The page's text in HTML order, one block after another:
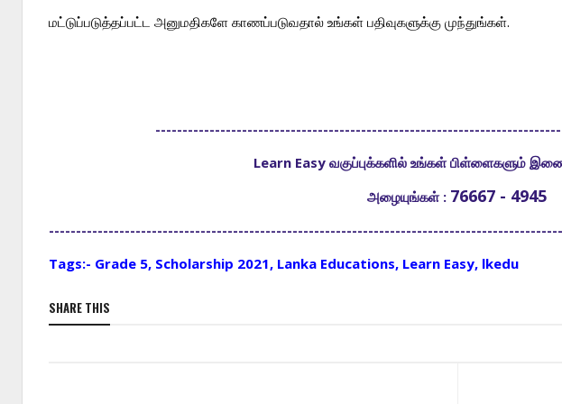
மட்டுப்படுத்தப்பட்ட அனுமதிகளே காணப்படுவதால் உங்கள் பதிவுகளுக்கு முந்துங்கள்.
Learn Easy வகுப்புக்களில் உங்கள் பிள்ளைகளும்
அழையுங்கள் : 76667 - 4945
Tags:- Grade 5, Scholarship 2021, Lanka Educations, Learn Easy, lkedu
SHARE THIS